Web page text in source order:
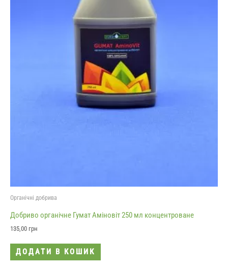
Органічні добрива
Добриво органічне Гумат Аміновіт 250 мл концентроване
135,00 грн
ДОДАТИ В КОШИК